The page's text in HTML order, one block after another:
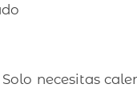
necesitas